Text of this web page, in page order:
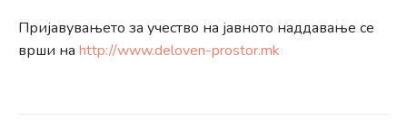
Пријавувањето за учество на јавното наддавање се
врши на http://www.deloven-prostor.mk